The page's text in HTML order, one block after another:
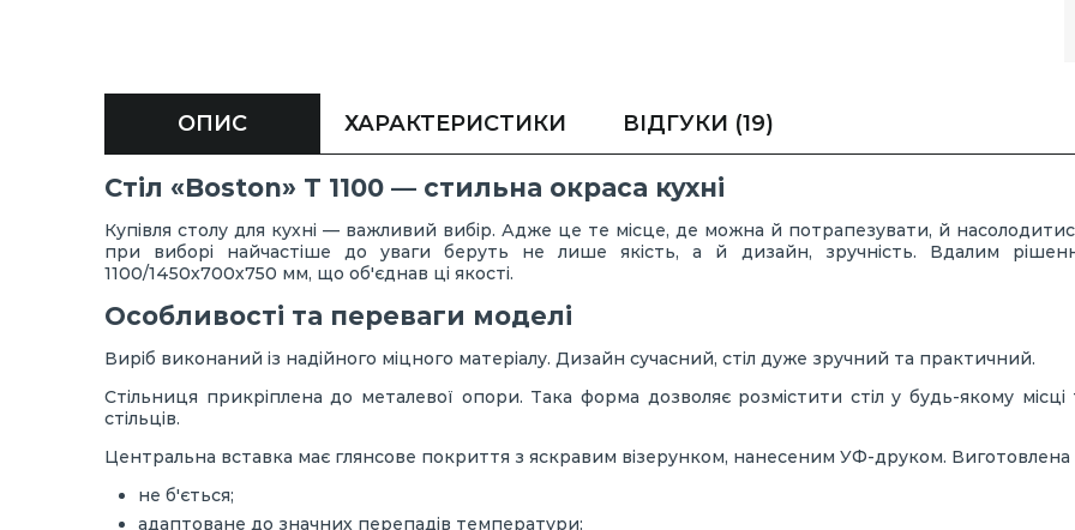
ОПИС ХАРАКТЕРИСТИКИ ВІДГУКИ (19)
Стіл «Boston» Т 1100 — стильна окраса кухні
Купівля столу для кухні — важливий вибір. Адже це те місце, де можна й потрапезувати, й
при виборі найчастіше до уваги беруть не лише якість, а й дизайн, зручність. Вдалим
1100/1450х700х750 мм, що об'єднав ці якості.
Особливості та переваги моделі
Виріб виконаний із надійного міцного матеріалу. Дизайн сучасний, стіл дуже зручний та практичний.
Стільниця прикріплена до металевої опори. Така форма дозволяє розмістити стіл у будь-якому
стільців.
Центральна вставка має глянсове покриття з яскравим візерунком, нанесеним УФ-друком. Виготовлена
не б'ється;
адаптоване до значних перепадів температури;